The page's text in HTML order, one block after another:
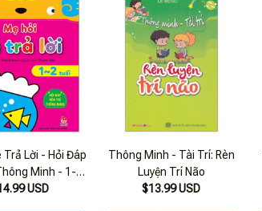
Trả Lời - Hỏi Đáp
Minh - 1-2
TuổiUSD
Thông Minh - Tài Trí: Rèn
Luyện Trí Não
$13.99 USD